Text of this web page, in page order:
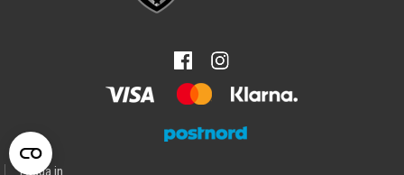
Logga in